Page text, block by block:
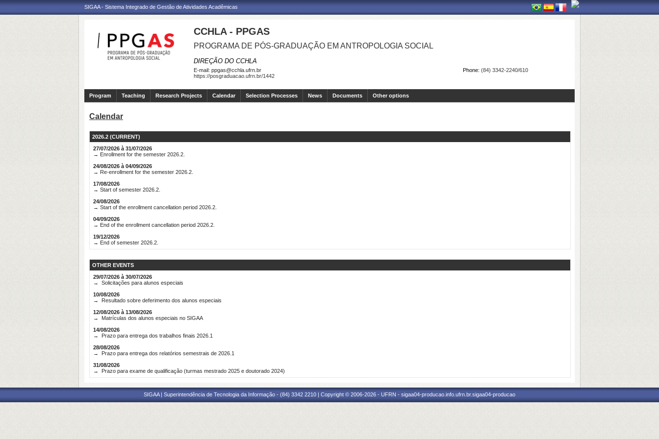
SIGAA - Sistema Integrado de Gestão de Atividades Acadêmicas
CCHLA - PPGAS
PROGRAMA DE PÓS-GRADUAÇÃO EM ANTROPOLOGIA SOCIAL
DIREÇÃO DO CCHLA
Phone: (84) 3342-2240/610
E-mail: ppgas@cchla.ufrn.br
https://posgraduacao.ufrn.br/1442
Program Teaching Research Projects Calendar Selection Processes News Documents Other options
Calendar
2026.2 (CURRENT)
27/07/2026 à 31/07/2026
→ Enrollment for the semester 2026.2.
24/08/2026 à 04/09/2026
→ Re-enrollment for the semester 2026.2.
17/08/2026
→ Start of semester 2026.2.
24/08/2026
→ Start of the enrollment cancellation period 2026.2.
04/09/2026
→ End of the enrollment cancellation period 2026.2.
19/12/2026
→ End of semester 2026.2.
OTHER EVENTS
29/07/2026 à 30/07/2026
→ Solicitações para alunos especiais
10/08/2026
→ Resultado sobre deferimento dos alunos especiais
12/08/2026 à 13/08/2026
→ Matrículas dos alunos especiais no SIGAA
14/08/2026
→ Prazo para entrega dos trabalhos finais 2026.1
28/08/2026
→ Prazo para entrega dos relatórios semestrais de 2026.1
31/08/2026
→ Prazo para exame de qualificação (turmas mestrado 2025 e doutorado 2024)
SIGAA | Superintendência de Tecnologia da Informação - (84) 3342 2210 | Copyright © 2006-2026 - UFRN - sigaa04-producao.info.ufrn.br.sigaa04-producao